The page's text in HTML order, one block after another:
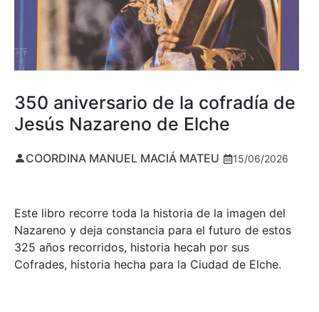
350 aniversario de la cofradía de
Jesús Nazareno de Elche
COORDINA MANUEL MACIÁ MATEU 15/06/2026
Este libro recorre toda la historia de la imagen del
Nazareno y deja constancia para el futuro de estos
325 años recorridos, historia hecah por sus
Cofrades, historia hecha para la Ciudad de Elche.